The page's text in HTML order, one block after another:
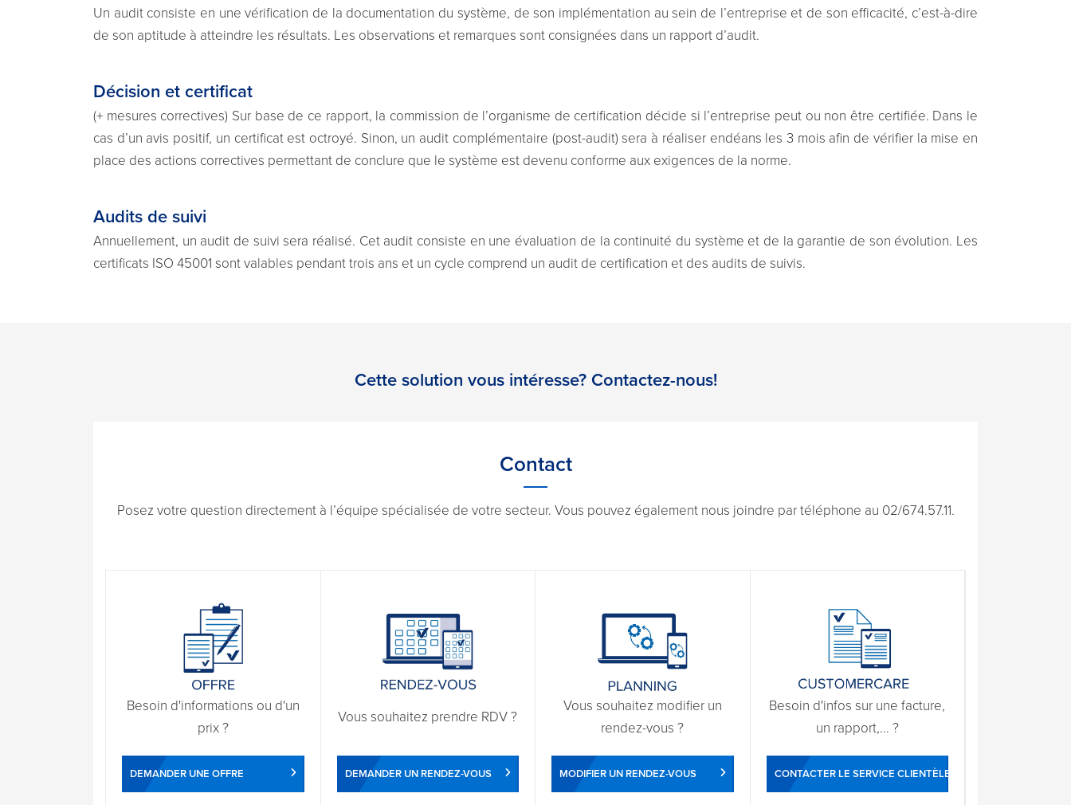
Un audit consiste en une vérification de la documentation du système, de son implémentation au sein de l’entreprise et de son efficacité, c’est-à-dire
de son aptitude à atteindre les résultats. Les observations et remarques sont consignées dans un rapport d’audit.
Décision et certificat
(+ mesures correctives) Sur base de ce rapport, la commission de l’organisme de certification décide si l’entreprise peut ou non être certifiée. Dans le
cas d’un avis positif, un certificat est octroyé. Sinon, un audit complémentaire (post-audit) sera à réaliser endéans les 3 mois afin de vérifier la mise en
place des actions correctives permettant de conclure que le système est devenu conforme aux exigences de la norme.
Audits de suivi
Annuellement, un audit de suivi sera réalisé. Cet audit consiste en une évaluation de la continuité du système et de la garantie de son évolution. Les
certificats ISO 45001 sont valables pendant trois ans et un cycle comprend un audit de certification et des audits de suivis.
Cette solution vous intéresse? Contactez-nous!
Contact
Posez votre question directement à l’équipe spécialisée de votre secteur. Vous pouvez également nous joindre par téléphone au 02/674.57.11.
Besoin d'informations ou d'un
prix ?
DEMANDER UNE OFFRE
Vous souhaitez prendre RDV ?
DEMANDER UN RENDEZ-VOUS
Vous souhaitez modifier un
rendez-vous ?
MODIFIER UN RENDEZ-VOUS
Besoin d'infos sur une facture,
un rapport,... ?
CONTACTER LE SERVICE CLIENTÈLE